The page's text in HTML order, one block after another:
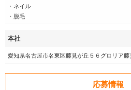
・ネイル
・脱毛
本社
愛知県名古屋市名東区藤見が丘５６グロリア
応募情報